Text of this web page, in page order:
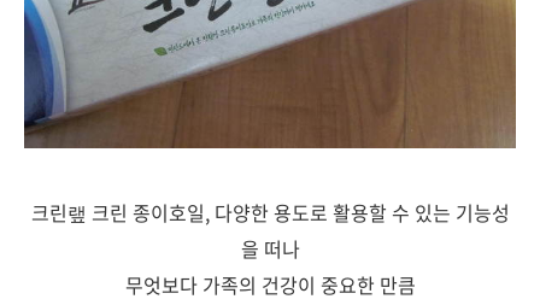
크린랲 크린 종이호일, 다양한 용도로 활용할 수 있는 기능성
을 떠나
무엇보다 가족의 건강이 중요한 만큼